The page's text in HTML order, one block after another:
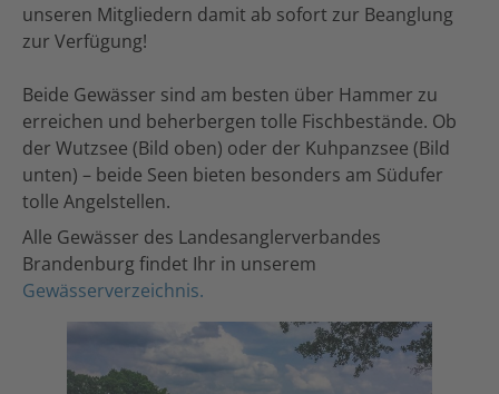
unseren Mitgliedern damit ab sofort zur Beanglung
zur Verfügung!
Beide Gewässer sind am besten über Hammer zu
erreichen und beherbergen tolle Fischbestände. Ob
der Wutzsee (Bild oben) oder der Kuhpanzsee (Bild
unten) – beide Seen bieten besonders am Südufer
tolle Angelstellen.
Alle Gewässer des Landesanglerverbandes
Brandenburg findet Ihr in unserem
Gewässerverzeichnis.